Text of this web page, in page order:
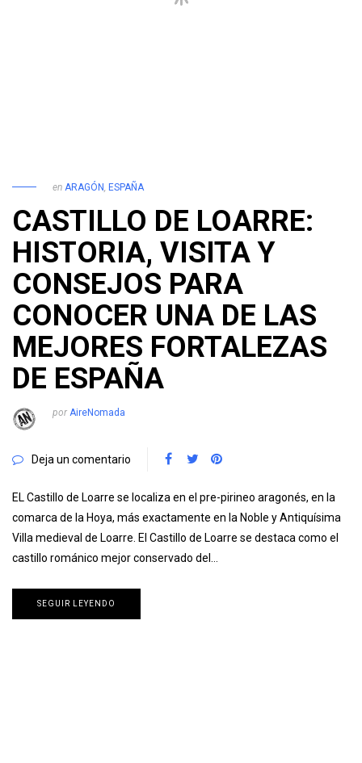
en ARAGÓN ESPAÑA
CASTILLO DE LOARRE:
HISTORIA, VISITA Y
CONSEJOS PARA
CONOCER UNA DE LAS
MEJORES FORTALEZAS
DE ESPAÑA
por AireNomada
Deja un comentario
EL Castillo de Loarre se localiza en el pre-pirineo aragonés, en la
comarca de la Hoya, más exactamente en la Noble y Antiquísima
Villa medieval de Loarre. El Castillo de Loarre se destaca como el
castillo románico mejor conservado del…
SEGUIR LEYENDO